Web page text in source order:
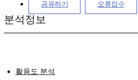
공유하기 오류접수
분석정보
활용도 분석